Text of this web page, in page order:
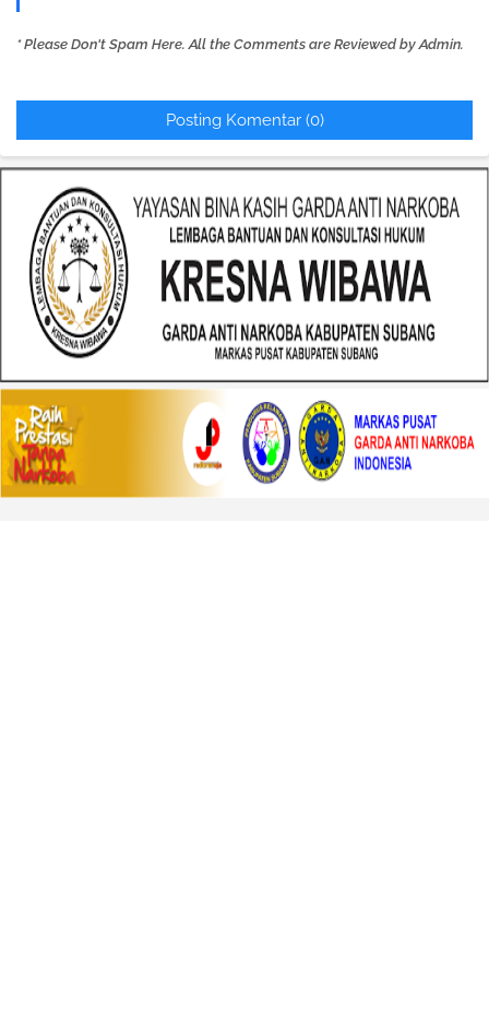
* Please Don't Spam Here. All the Comments are Reviewed by Admin.
Posting Komentar (0)